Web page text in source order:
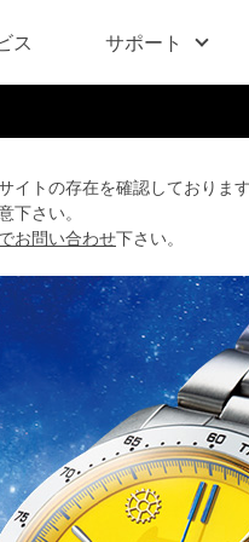
ス サポート
トの存在を確認しております
下さい。
お問い合わせ下さい。